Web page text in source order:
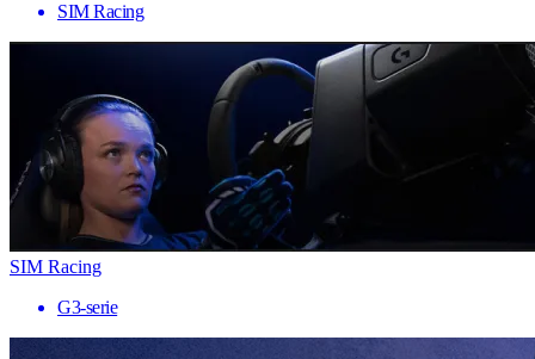
SIM Racing
SIM Racing
G3-serie